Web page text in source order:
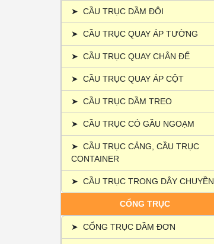
➤ CẦU TRỤC DẦM ĐÔI
➤ CẦU TRỤC QUAY ÁP TƯỜNG
➤ CẦU TRỤC QUAY CHÂN ĐẾ
➤ CẦU TRỤC QUAY ÁP CỘT
➤ CẦU TRỤC DẦM TREO
➤ CẦU TRỤC CÓ GẦU NGOẠM
➤ CẦU TRỤC CẢNG, CẦU TRỤC
CONTAINER
➤ CẦU TRỤC TRONG DÂY CHUYỀN
CỔNG TRỤC
➤ CỔNG TRỤC DẦM ĐƠN